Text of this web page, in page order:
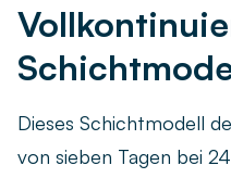
Dieses Schichtmodell
von sieben Tagen bei